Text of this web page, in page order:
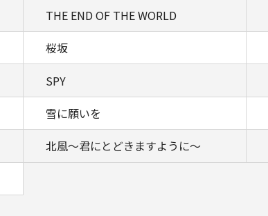
THE END OF THE WORLD
桜坂
SPY
雪に願いを
北風～君にとどきますように～